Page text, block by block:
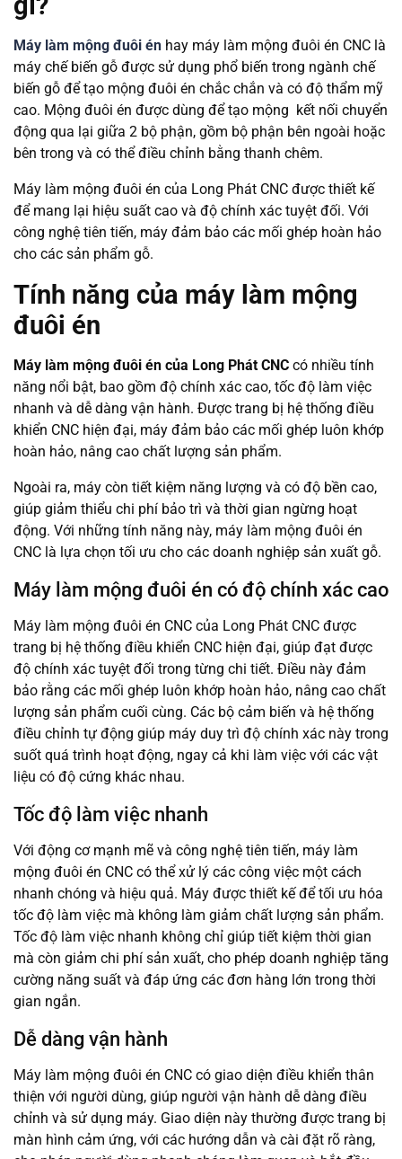
Máy làm mộng đuôi én hay máy làm mộng đuôi én CNC là
máy chế biến gỗ được sử dụng phổ biến trong ngành chế
biến gỗ để tạo mộng đuôi én chắc chắn và có độ thẩm mỹ
cao. Mộng đuôi én được dùng để tạo mộng kết nối chuyển
động qua lại giữa 2 bộ phận, gồm bộ phận bên ngoài hoặc
bên trong và có thể điều chỉnh bằng thanh chêm.
Máy làm mộng đuôi én của Long Phát CNC được thiết kế
để mang lại hiệu suất cao và độ chính xác tuyệt đối. Với
công nghệ tiên tiến, máy đảm bảo các mối ghép hoàn hảo
cho các sản phẩm gỗ.
Tính năng của máy làm mộng
đuôi én
Máy làm mộng đuôi én của Long Phát CNC có nhiều tính
năng nổi bật, bao gồm độ chính xác cao, tốc độ làm việc
nhanh và dễ dàng vận hành. Được trang bị hệ thống điều
khiển CNC hiện đại, máy đảm bảo các mối ghép luôn khớp
hoàn hảo, nâng cao chất lượng sản phẩm.
Ngoài ra, máy còn tiết kiệm năng lượng và có độ bền cao,
giúp giảm thiểu chi phí bảo trì và thời gian ngừng hoạt
động. Với những tính năng này, máy làm mộng đuôi én
CNC là lựa chọn tối ưu cho các doanh nghiệp sản xuất gỗ.
Máy làm mộng đuôi én có độ chính xác cao
Máy làm mộng đuôi én CNC của Long Phát CNC được
trang bị hệ thống điều khiển CNC hiện đại, giúp đạt được
độ chính xác tuyệt đối trong từng chi tiết. Điều này đảm
bảo rằng các mối ghép luôn khớp hoàn hảo, nâng cao chất
lượng sản phẩm cuối cùng. Các bộ cảm biến và hệ thống
điều chỉnh tự động giúp máy duy trì độ chính xác này trong
suốt quá trình hoạt động, ngay cả khi làm việc với các vật
liệu có độ cứng khác nhau.
Tốc độ làm việc nhanh
Với động cơ mạnh mẽ và công nghệ tiên tiến, máy làm
mộng đuôi én CNC có thể xử lý các công việc một cách
nhanh chóng và hiệu quả. Máy được thiết kế để tối ưu hóa
tốc độ làm việc mà không làm giảm chất lượng sản phẩm.
Tốc độ làm việc nhanh không chỉ giúp tiết kiệm thời gian
mà còn giảm chi phí sản xuất, cho phép doanh nghiệp tăng
cường năng suất và đáp ứng các đơn hàng lớn trong thời
gian ngắn.
Dễ dàng vận hành
Máy làm mộng đuôi én CNC có giao diện điều khiển thân
thiện với người dùng, giúp người vận hành dễ dàng điều
chỉnh và sử dụng máy. Giao diện này thường được trang bị
màn hình cảm ứng, với các hướng dẫn và cài đặt rõ ràng,